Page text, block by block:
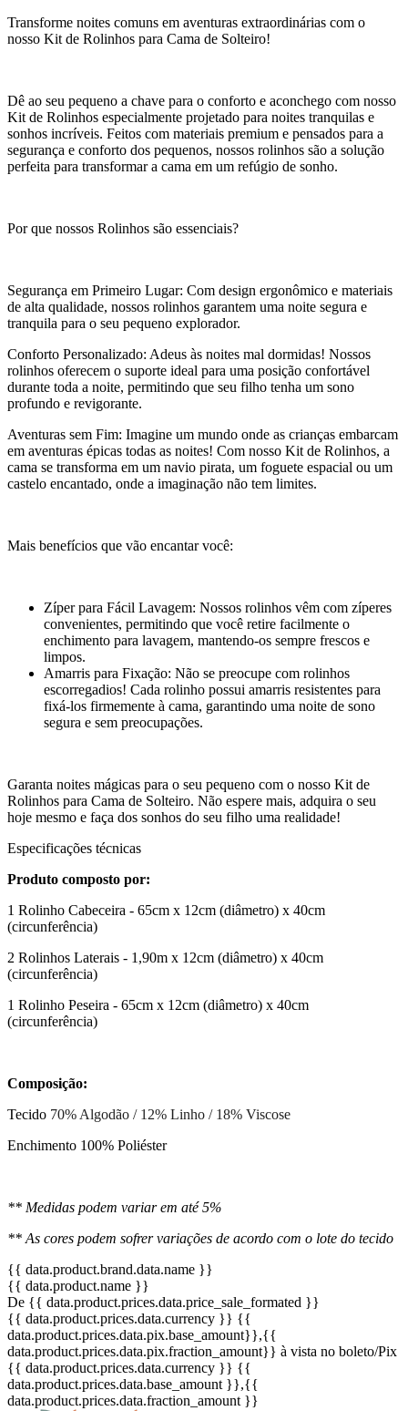
Transforme noites comuns em aventuras extraordinárias com o
nosso Kit de Rolinhos para Cama de Solteiro!
Dê ao seu pequeno a chave para o conforto e aconchego com nosso
Kit de Rolinhos especialmente projetado para noites tranquilas e
sonhos incríveis. Feitos com materiais premium e pensados para a
segurança e conforto dos pequenos, nossos rolinhos são a solução
perfeita para transformar a cama em um refúgio de sonho.
Por que nossos Rolinhos são essenciais?
Segurança em Primeiro Lugar: Com design ergonômico e materiais
de alta qualidade, nossos rolinhos garantem uma noite segura e
tranquila para o seu pequeno explorador.
Conforto Personalizado: Adeus às noites mal dormidas! Nossos
rolinhos oferecem o suporte ideal para uma posição confortável
durante toda a noite, permitindo que seu filho tenha um sono
profundo e revigorante.
Aventuras sem Fim: Imagine um mundo onde as crianças embarcam
em aventuras épicas todas as noites! Com nosso Kit de Rolinhos, a
cama se transforma em um navio pirata, um foguete espacial ou um
castelo encantado, onde a imaginação não tem limites.
Mais benefícios que vão encantar você:
Zíper para Fácil Lavagem: Nossos rolinhos vêm com zíperes
convenientes, permitindo que você retire facilmente o
enchimento para lavagem, mantendo-os sempre frescos e
limpos.
Amarris para Fixação: Não se preocupe com rolinhos
escorregadios! Cada rolinho possui amarris resistentes para
fixá-los firmemente à cama, garantindo uma noite de sono
segura e sem preocupações.
Garanta noites mágicas para o seu pequeno com o nosso Kit de
Rolinhos para Cama de Solteiro. Não espere mais, adquira o seu
hoje mesmo e faça dos sonhos do seu filho uma realidade!
Especificações técnicas
Produto composto por:
1 Rolinho Cabeceira - 65cm x 12cm (diâmetro) x 40cm
(circunferência)
2 Rolinhos Laterais - 1,90m x 12cm (diâmetro) x 40cm
(circunferência)
1 Rolinho Peseira - 65cm x 12cm (diâmetro) x 40cm
(circunferência)
Composição:
Tecido 70% Algodão / 12% Linho / 18% Viscose
Enchimento 100% Poliéster
** Medidas podem variar em até 5%
** As cores podem sofrer variações de acordo com o lote do tecido
{{ data.product.brand.data.name }}
{{ data.product.name }}
De {{ data.product.prices.data.price_sale_formated }}
{{ data.product.prices.data.currency }} {{
data.product.prices.data.pix.base_amount}},{{
data.product.prices.data.pix.fraction_amount}} à vista no boleto/Pix
{{ data.product.prices.data.currency }} {{
data.product.prices.data.base_amount }},{{
data.product.prices.data.fraction_amount }}